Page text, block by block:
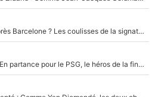
Le PSG comme seule option après Barcelone ? Les coulisses de la signature historique de Lionel Messi sont révélées au grand jour !
«Le suicide de Ferran Torres» : En partance pour le PSG, le héros de la finale de la Coupe du monde s'attire les foudres de la presse espagnole !